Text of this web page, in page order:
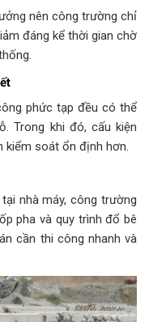
nên công trường chỉ
đáng kể thời gian chờ
phức tạp đều có thể
Trong khi đó, cấu kiện
kiểm soát ổn định hơn.
nhà máy, công trường
pha và quy trình đổ bê
cần thi công nhanh và